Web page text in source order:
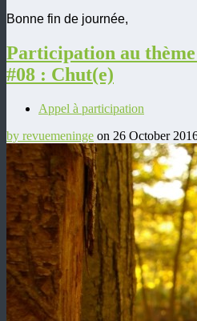
Bonne fin de journée,
Participation au
#08 : Chut(e)
Appel à participation
by revuemeninge on 26 October